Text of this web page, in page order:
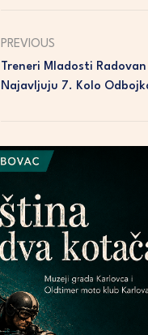
PREVIOUS
Treneri Mladosti
Najavljuju 7. Kolo